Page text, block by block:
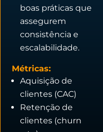
boas práticas que
assegurem
consistência e
escalabilidade.
Métricas:
Aquisição de
clientes (CAC)
Retenção de
clientes (churn